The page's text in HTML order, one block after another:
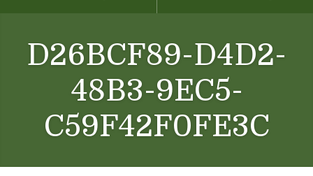
D26BCF89-D4D2-
48B3-9EC5-
C59F42F0FE3C